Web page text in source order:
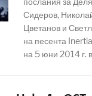
Сидеров,
Цветанов и
на песента
на 5 юни 2014 г.